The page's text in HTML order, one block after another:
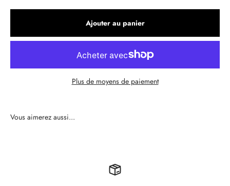
Ajouter au panier
Plus de moyens de paiement